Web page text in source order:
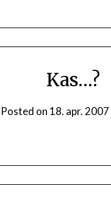
Kas…?
Posted on 18. apr. 2007